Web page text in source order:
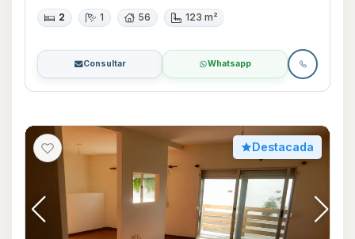
2 1 56 123 m²
Consultar Whatsapp
Destacada